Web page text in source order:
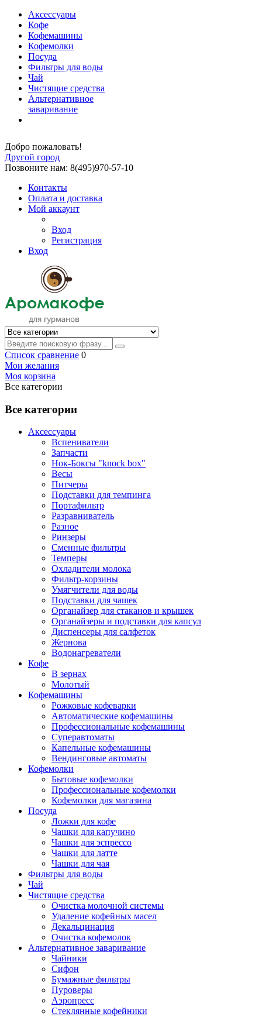
Аксессуары
Кофе
Кофемашины
Кофемолки
Посуда
Фильтры для воды
Чай
Чистящие средства
Альтернативное
заваривание
Добро пожаловать!
Другой город
Позвоните нам: 8(495)970-57-10
Контакты
Оплата и доставка
Мой аккаунт
Вход
Регистрация
Вход
Список сравнение 0
Мои желания
Моя корзина
Все категории
Все категории
Аксессуары
Вспениватели
Запчасти
Нок-Боксы "knock box"
Весы
Питчеры
Подставки для темпинга
Портафильтр
Разравниватель
Разное
Ринзеры
Сменные фильтры
Темперы
Охладители молока
Фильтр-корзины
Умягчители для воды
Подставки для чашек
Органайзер для стаканов и крышек
Органайзеры и подставки для капсул
Диспенсеры для салфеток
Жернова
Водонагреватели
Кофе
В зернах
Молотый
Кофемашины
Рожковые кофеварки
Автоматические кофемашины
Профессиональные кофемашины
Суперавтоматы
Капельные кофемашины
Вендинговые автоматы
Кофемолки
Бытовые кофемолки
Профессиональные кофемолки
Кофемолки для магазина
Посуда
Ложки для кофе
Чашки для капучино
Чашки для эспрессо
Чашки для латте
Чашки для чая
Фильтры для воды
Чай
Чистящие средства
Очистка молочной системы
Удаление кофейных масел
Декальцинация
Очистка кофемолок
Альтернативное заваривание
Чайники
Сифон
Бумажные фильтры
Пуроверы
Аэропресс
Стеклянные кофейники